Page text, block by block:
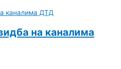
на каналима